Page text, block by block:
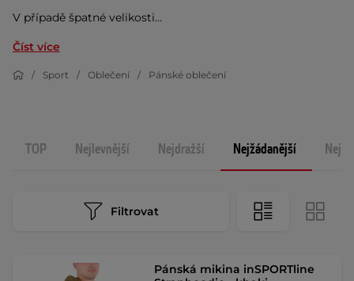
V případě špatné velikosti...
Číst více
Sport Oblečení Pánské oblečení
TOP Nejlevnější Nejdražší Nejžádanější
Filtrovat
Pánská mikina inSPORTline